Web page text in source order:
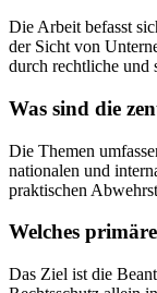
Die Arbeit befasst
der Sicht von
durch rechtliche und
Was sind die
Die Themen
nationalen und
praktischen
Welches
Das Ziel ist die